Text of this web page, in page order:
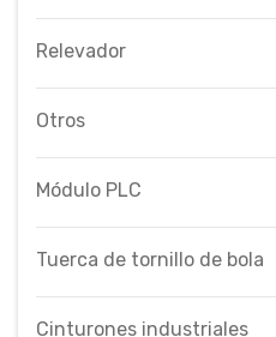
Relevador
Otros
Módulo PLC
Tuerca de tornillo de bola
Cinturones industriales